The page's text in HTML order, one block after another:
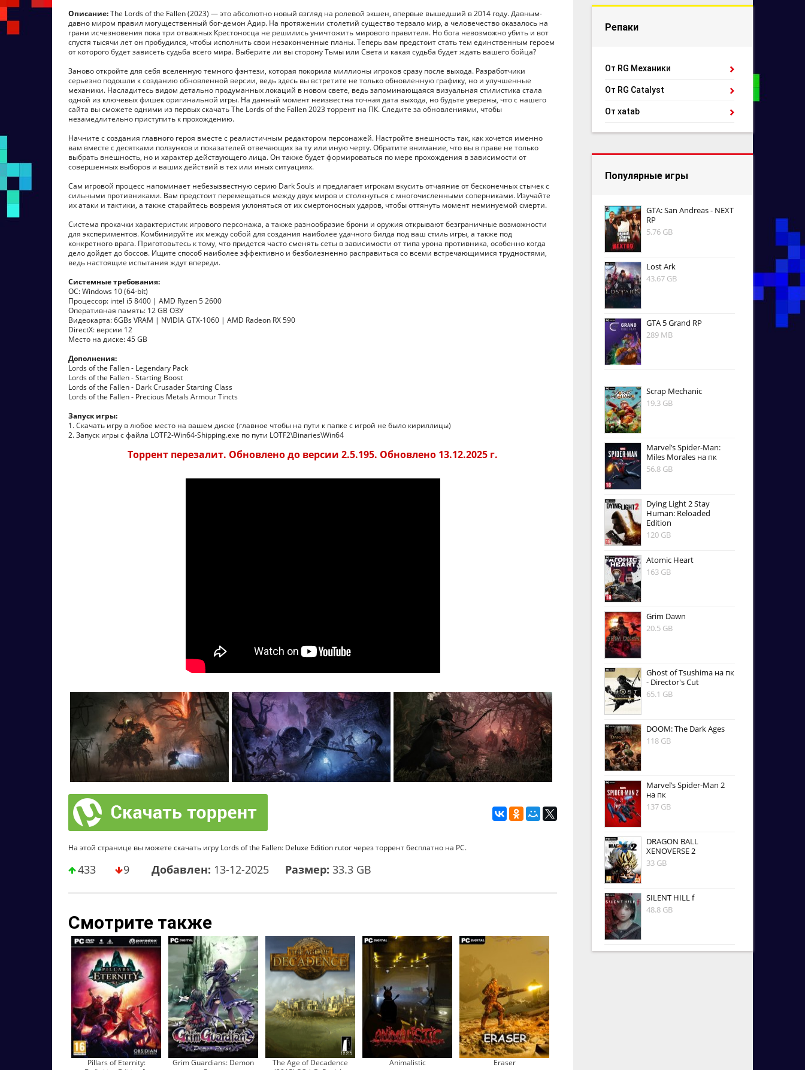
Описание:The Lords of the Fallen (2023) — это абсолютно новый взгляд на ролевой экшен, впервые вышедший в 2014 году. Давным-
давно миром правил могущественный бог-демон Адир. На протяжении столетий существо терзало мир, а человечество оказалось на
грани исчезновения пока три отважных Крестоносца не решились уничтожить мирового правителя. Но бога невозможно убить и вот
спустя тысячи лет он пробудился, чтобы исполнить свои незаконченные планы. Теперь вам предстоит стать тем единственным героем
от которого будет зависеть судьба всего мира. Выберите ли вы сторону Тьмы или Света и какая судьба будет ждать вашего бойца?
Заново откройте для себя вселенную темного фэнтези, которая покорила миллионы игроков сразу после выхода. Разработчики
серьезно подошли к созданию обновленной версии, ведь здесь вы встретите не только обновленную графику, но и улучшенные
механики. Насладитесь видом детально продуманных локаций в новом свете, ведь запоминающаяся визуальная стилистика стала
одной из ключевых фишек оригинальной игры. На данный момент неизвестна точная дата выхода, но будьте уверены, что с нашего
сайта вы сможете одними из первых скачать The Lords of the Fallen 2023 торрент на ПК. Следите за обновлениями, чтобы
незамедлительно приступить к прохождению.
Начните с создания главного героя вместе с реалистичным редактором персонажей. Настройте внешность так, как хочется именно
вам вместе с десятками ползунков и показателей отвечающих за ту или иную черту. Обратите внимание, что вы в праве не только
выбрать внешность, но и характер действующего лица. Он также будет формироваться по мере прохождения в зависимости от
совершенных выборов и ваших действий в тех или иных ситуациях.
Сам игровой процесс напоминает небезызвестную серию Dark Souls и предлагает игрокам вкусить отчаяние от бесконечных стычек с
сильными противниками. Вам предстоит перемещаться между двух миров и столкнуться с многочисленными соперниками. Изучайте
их атаки и тактики, а также старайтесь вовремя уклоняться от их смертоносных ударов, чтобы оттянуть момент неминуемой смерти.
Система прокачки характеристик игрового персонажа, а также разнообразие брони и оружия открывают безграничные возможности
для экспериментов. Комбинируйте их между собой для создания наиболее удачного билда под ваш стиль игры, а также под
конкретного врага. Приготовьтесь к тому, что придется часто сменять сеты в зависимости от типа урона противника, особенно когда
дело дойдет до боссов. Ищите способ наиболее эффективно и безболезненно расправиться со всеми встречающимися трудностями,
ведь настоящие испытания ждут впереди.
Системные требования:
ОС: Windows 10 (64-bit)
Процессор: intel i5 8400 | AMD Ryzen 5 2600
Оперативная память: 12 GB ОЗУ
Видеокарта: 6GBs VRAM | NVIDIA GTX-1060 | AMD Radeon RX 590
DirectX: версии 12
Место на диске: 45 GB
Дополнения:
Lords of the Fallen - Legendary Pack
Lords of the Fallen - Starting Boost
Lords of the Fallen - Dark Crusader Starting Class
Lords of the Fallen - Precious Metals Armour Tincts
Запуск игры:
1. Скачать игру в любое место на вашем диске (главное чтобы на пути к папке с игрой не было кириллицы)
2. Запуск игры с файла LOTF2-Win64-Shipping.exe по пути LOTF2\Binaries\Win64
Торрент перезалит. Обновлено до версии 2.5.195. Обновлено 13.12.2025 г.
На этой странице вы можете скачать игру Lords of the Fallen: Deluxe Edition rutor через торрент бесплатно на PC.
433 9 Добавлен: 13-12-2025 Размер: 33.3 GB
Смотрите также
Pillars of Eternity:
Grim Guardians: Demon
The Age of Decadence
Animalistic Eraser
Репаки
От RG Механики
От RG Catalyst
От xatab
Популярные игры
GTA: San Andreas - NEXT
RP
5.76 GB
Lost Ark
43.67 GB
GTA 5 Grand RP
289 MB
Scrap Mechanic
19.3 GB
Marvel’s Spider-Man:
Miles Morales на пк
56.8 GB
Dying Light 2 Stay
Human: Reloaded
Edition
120 GB
Atomic Heart
163 GB
Grim Dawn
20.5 GB
Ghost of Tsushima на пк
- Director's Cut
65.1 GB
DOOM: The Dark Ages
118 GB
Marvel’s Spider-Man 2
на пк
137 GB
DRAGON BALL
XENOVERSE 2
33 GB
SILENT HILL f
48.8 GB